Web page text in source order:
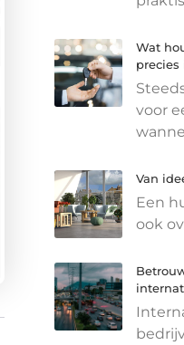
Wat
precies
voor
Van
Een
ook